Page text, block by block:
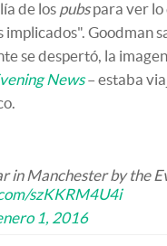
de los pubspara ver lo
Goodman
se despertó, la
News– estaba
in Manchester by the
szKKRM4U4i
1, 2016